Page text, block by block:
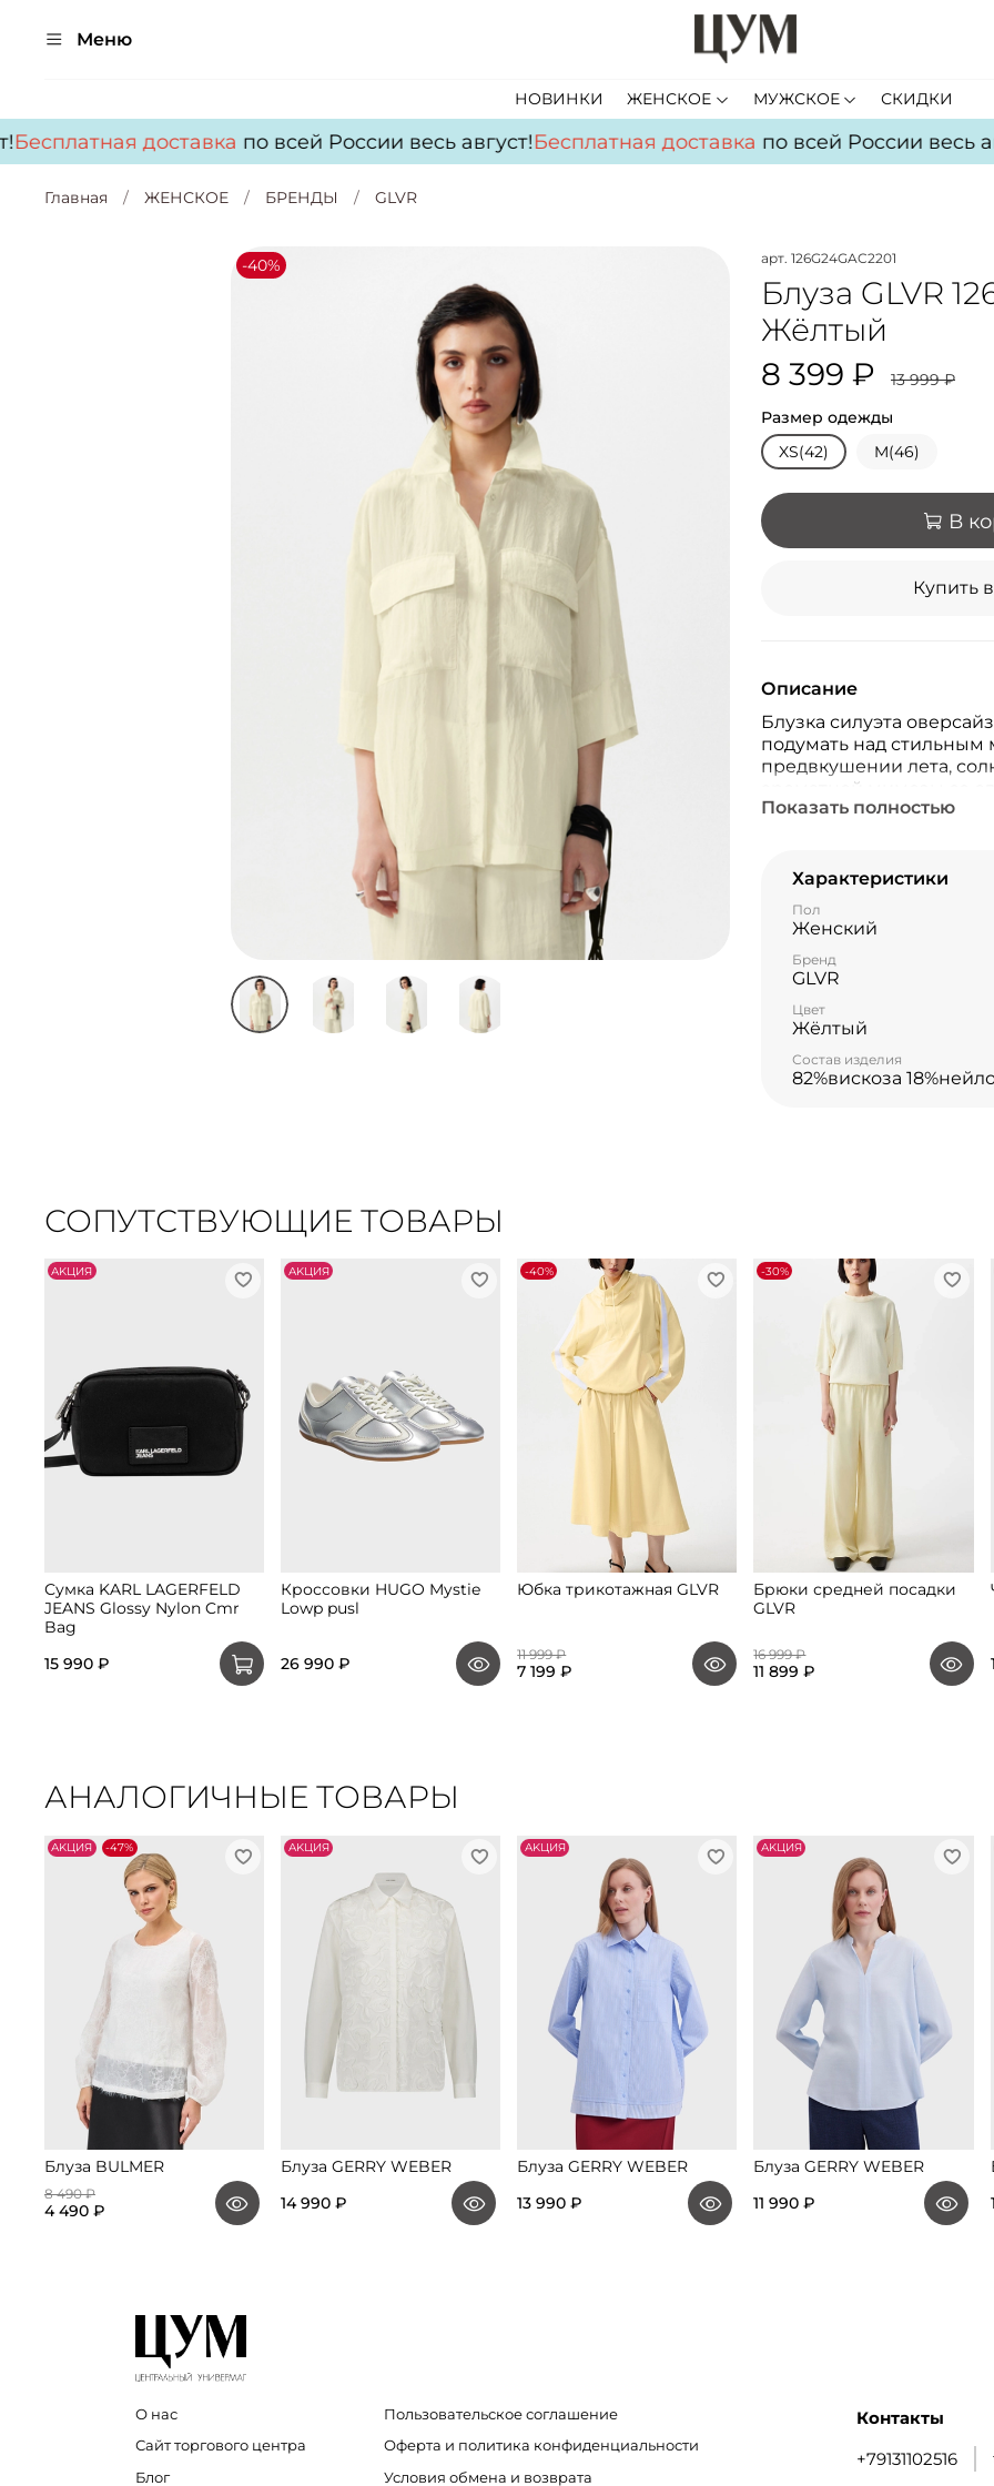
Меню
НОВИНКИ ЖЕНСКОЕ МУЖСКОЕ СКИДКИ
доставкапо всей России весь август!Бесплатная доставкапо всей России весь
Главная ЖЕНСКОЕ БРЕНДЫ GLVR
-40% арт. 126G24GAC2201
Блуза GLVR
Жёлтый
8 399 ₽
13 999 ₽
Размер одежды
XS(42)
M(46)
В
Купить
Описание
Блузка силуэта
подумать над
предвкушении лета,
ароматной мимозы со
цитрусовыми нотками в
настраивают на
клапанами,
разрезы в боковых
быть комфортным
красиво завершать
комплектами. И
скрытые элегантной
нараспашку
выглядеть свежо,
Показать полностью
Характеристики
Пол
Женский
Бренд
GLVR
Цвет
Жёлтый
Состав изделия
82%вискоза
СОПУТСТВУЮЩИЕ ТОВАРЫ
АKЦИЯ
Сумка KARL LAGERFELD
JEANS Glossy Nylon Cmr
Bag
15 990 ₽
АKЦИЯ
Кроссовки HUGO Mystie
Lowp pusl
26 990 ₽
-40%
Юбка трикотажная GLVR
11 999 ₽
7 199 ₽
-30%
Брюки средней посадки
GLVR
16 999 ₽
11 899 ₽
АНАЛОГИЧНЫЕ ТОВАРЫ
АKЦИЯ -47%
Блуза BULMER
8 490 ₽
4 490 ₽
АKЦИЯ
Блуза GERRY WEBER
14 990 ₽
АKЦИЯ
Блуза GERRY WEBER
13 990 ₽
АKЦИЯ
Блуза GERRY WEBER
11 990 ₽
О нас
Сайт торгового центра
Блог
Пользовательское соглашение
Оферта и политика конфиденциальности
Условия обмена и возврата
Контакты
+79131102516